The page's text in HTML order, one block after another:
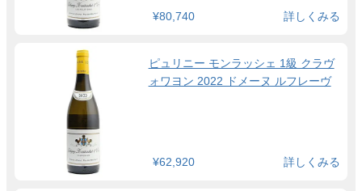
¥80,740 詳しくみる
ピュリニー モンラッシェ 1級 クラヴ
ォワヨン 2022 ドメーヌ ルフレーヴ
¥62,920 詳しくみる